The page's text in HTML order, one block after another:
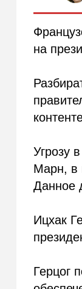
на
Угрозу
Марн, в
Данное
Ицхак
Герцог